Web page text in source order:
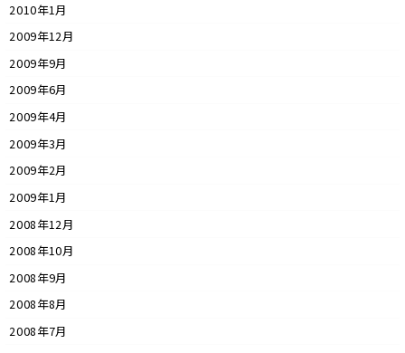
2010年1月
2009年12月
2009年9月
2009年6月
2009年4月
2009年3月
2009年2月
2009年1月
2008年12月
2008年10月
2008年9月
2008年8月
2008年7月